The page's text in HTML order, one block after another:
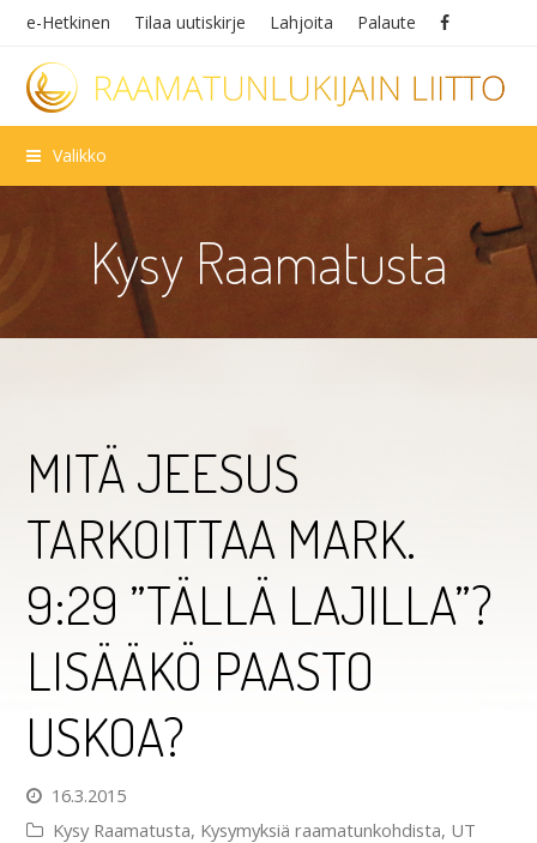
e-Hetkinen Tilaa uutiskirje Lahjoita Palaute
Valikko
Kysy Raamatusta
MITÄ JEESUS
TARKOITTAA MARK.
9:29 ”TÄLLÄ LAJILLA”?
LISÄÄKÖ PAASTO
USKOA?
16.3.2015
Kysy Raamatusta, Kysymyksiä raamatunkohdista, UT